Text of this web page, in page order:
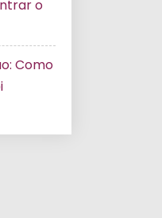
o
Como